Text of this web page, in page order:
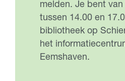
melden. Je bent
tussen 14.00 en
bibliotheek op
het
Eemshaven.